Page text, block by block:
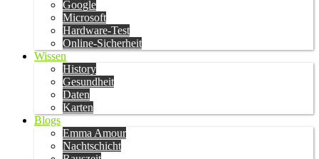
Google
Microsoft
Hardware-Test
Online-Sicherheit
Wissen
History
Gesundheit
Daten
Karten
Blogs
Emma Amour
Nachtschicht